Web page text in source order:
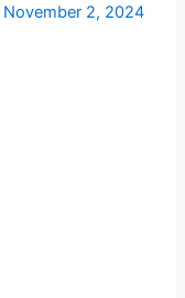
November 2, 2024